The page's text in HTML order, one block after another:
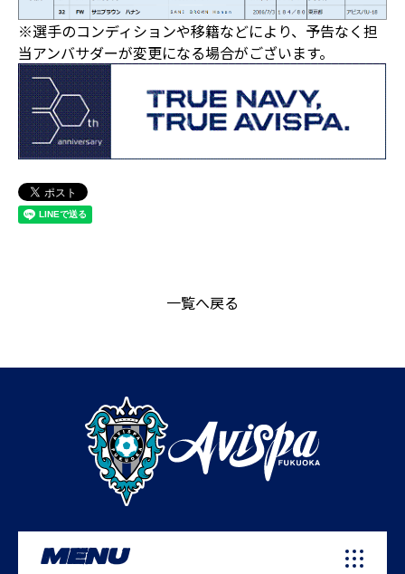
※選手のコンディションや移籍などにより、予告なく担
当アンバサダーが変更になる場合がございます。
一覧へ戻る
MENU